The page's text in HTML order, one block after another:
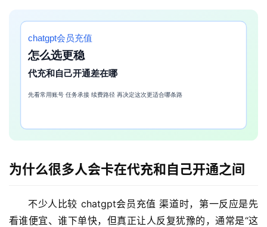
为什么很多人会卡在代充和自己开通之间
不少人比较 chatgpt会员充值 渠道时，第一反应是先
看谁便宜、谁下单快，但真正让人反复犹豫的，通常是“这